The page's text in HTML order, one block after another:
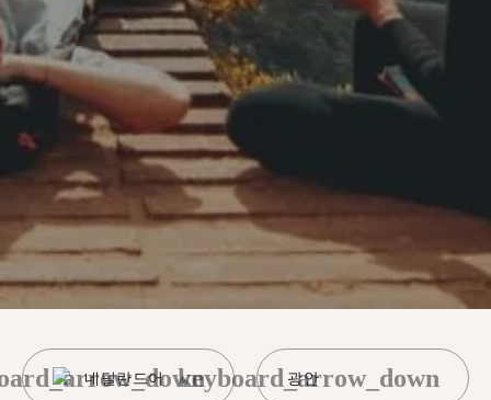
네덜란드어 광안
keyboard_arrow_down